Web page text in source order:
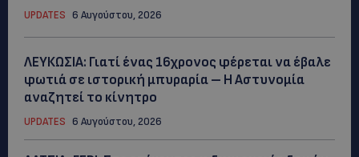
UPDATES 6 Αυγούστου, 2026
ΛΕΥΚΩΣΙΑ: Γιατί ένας 16χρονος φέρεται να έβαλε
φωτιά σε ιστορική μπυραρία – Η Αστυνομία
αναζητεί το κίνητρο
UPDATES 6 Αυγούστου, 2026